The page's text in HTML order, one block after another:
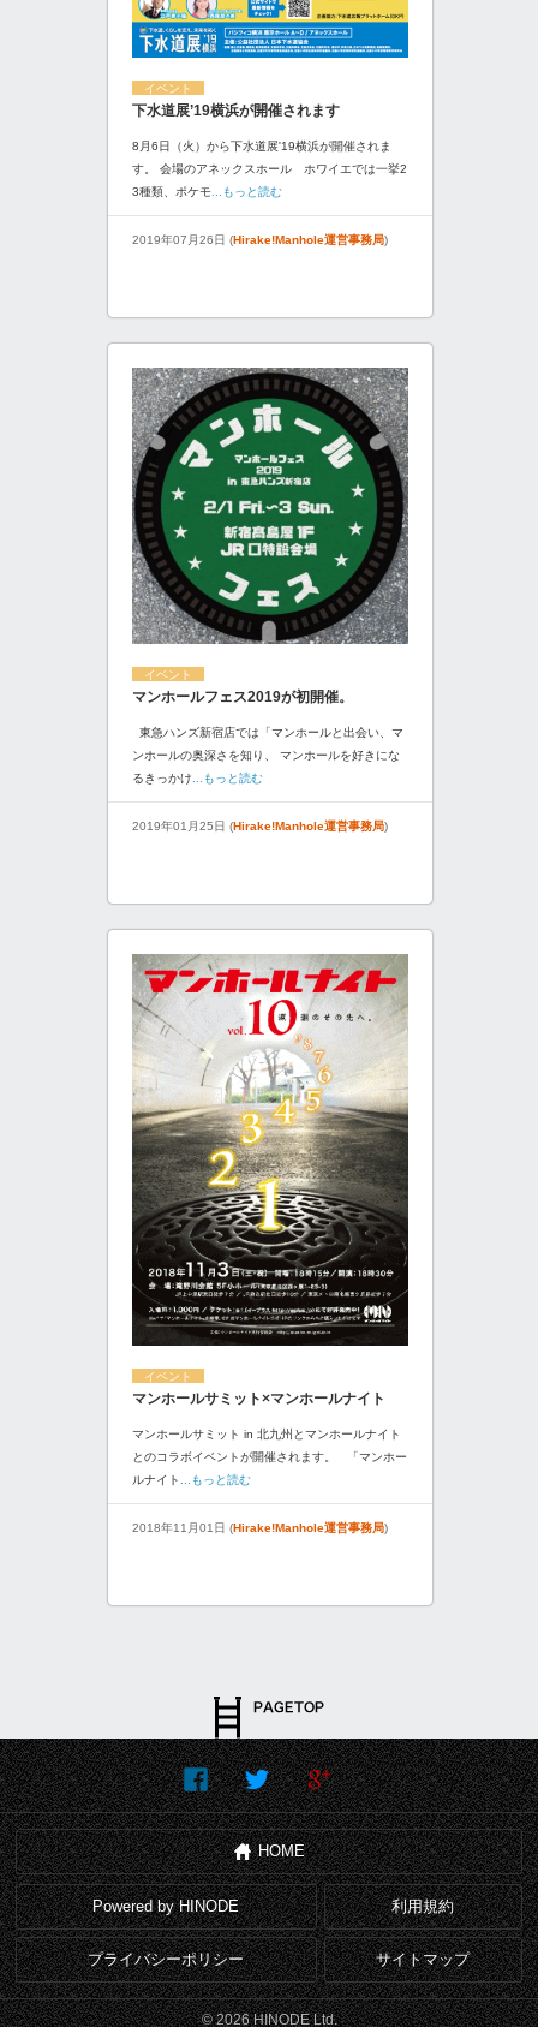
イベント
下水道展’19横浜が開催されます
8月6日（火）から下水道展'19横浜が開催されま
す。 会場のアネックスホール ホワイエでは一挙2
3種類、ポケモ ...もっと読む
2019年07月26日 (Hirake!Manhole運営事務局)
イベント
マンホールフェス2019が初開催。
東急ハンズ新宿店では「マンホールと出会い、マ
ンホールの奥深さを知り、 マンホールを好きにな
るきっかけ ...もっと読む
2019年01月25日 (Hirake!Manhole運営事務局)
イベント
マンホールサミット×マンホールナイト
マンホールサミット in 北九州とマンホールナイト
とのコラボイベントが開催されます。 「マンホー
ルナイト
...もっと読む
2018年11月01日 (Hirake!Manhole運営事務局)
HOME
Powered by HINODE 利用規約
プライバシーポリシー サイトマップ
© 2026 HINODE Ltd.